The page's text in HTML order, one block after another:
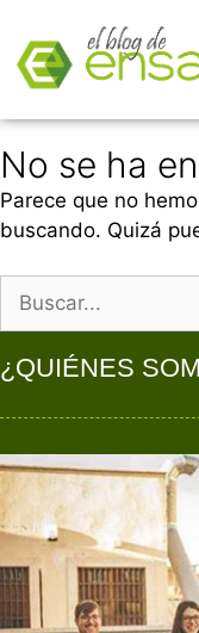
No se ha
Parece que no
buscando. Quizá
¿QUIÉNES